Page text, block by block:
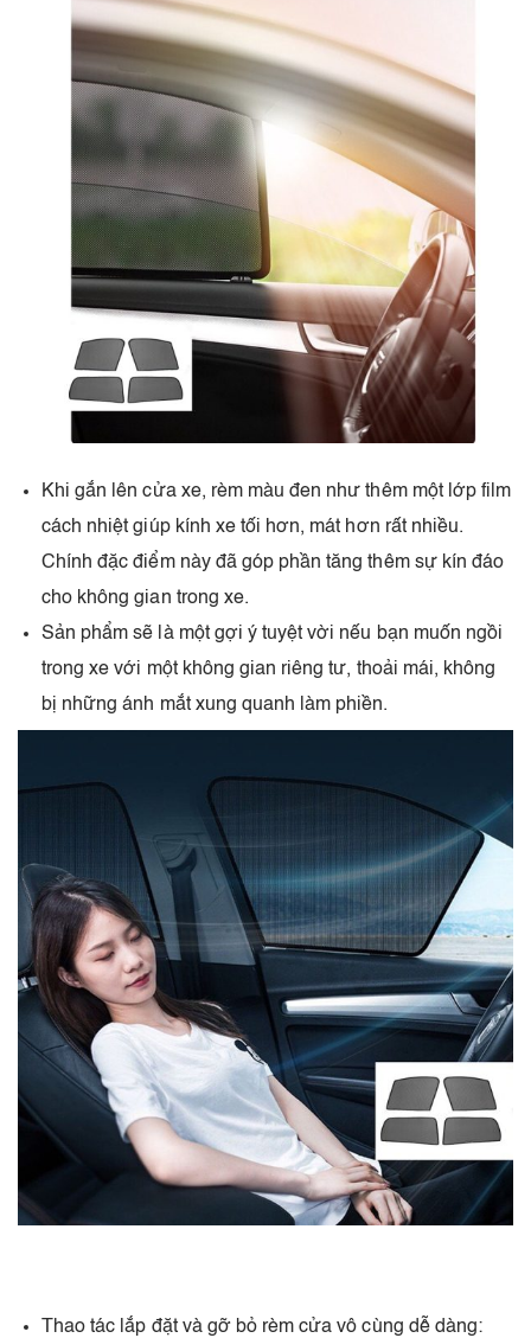
Khi gắn lên cửa xe, rèm màu đen như thêm một lớp film
cách nhiệt giúp kính xe tối hơn, mát hơn rất nhiều.
Chính đặc điểm này đã góp phần tăng thêm sự kín đáo
cho không gian trong xe.
Sản phẩm sẽ là một gợi ý tuyệt vời nếu bạn muốn ngồi
trong xe với một không gian riêng tư, thoải mái, không
bị những ánh mắt xung quanh làm phiền.
Thao tác lắp đặt và gỡ bỏ rèm cửa vô cùng dễ dàng: